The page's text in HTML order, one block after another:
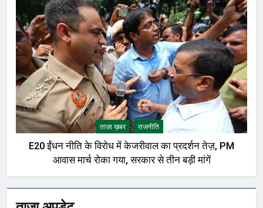
ताज़ा ख़बर राजनीति
E20 ईंधन नीति के विरोध में केजरीवाल का प्रदर्शन तेज़, PM
आवास मार्च रोका गया, सरकार से तीन बड़ी मांगें